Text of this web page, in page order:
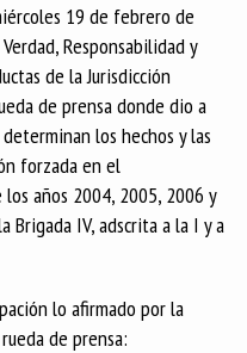
19 de febrero de
Responsabilidad y
de la Jurisdicción
de prensa donde dio a
los hechos y las
forzada en el
años 2004, 2005, 2006 y
Brigada IV, adscrita a la I y a
lo afirmado por la
de prensa: